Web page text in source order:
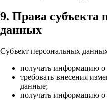
9. Права субъекта
данных
Субъект персональных
получать информацию
требовать внесения
данные;
получать информацию о